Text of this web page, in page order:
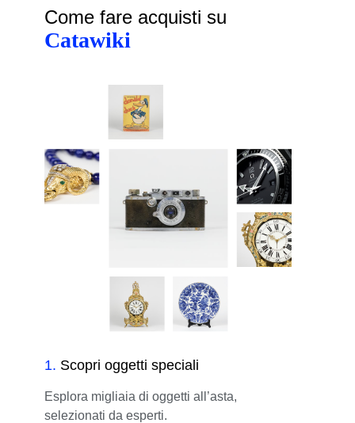
Come fare acquisti su
Catawiki
1. Scopri oggetti speciali
Esplora migliaia di oggetti all’asta,
selezionati da esperti.